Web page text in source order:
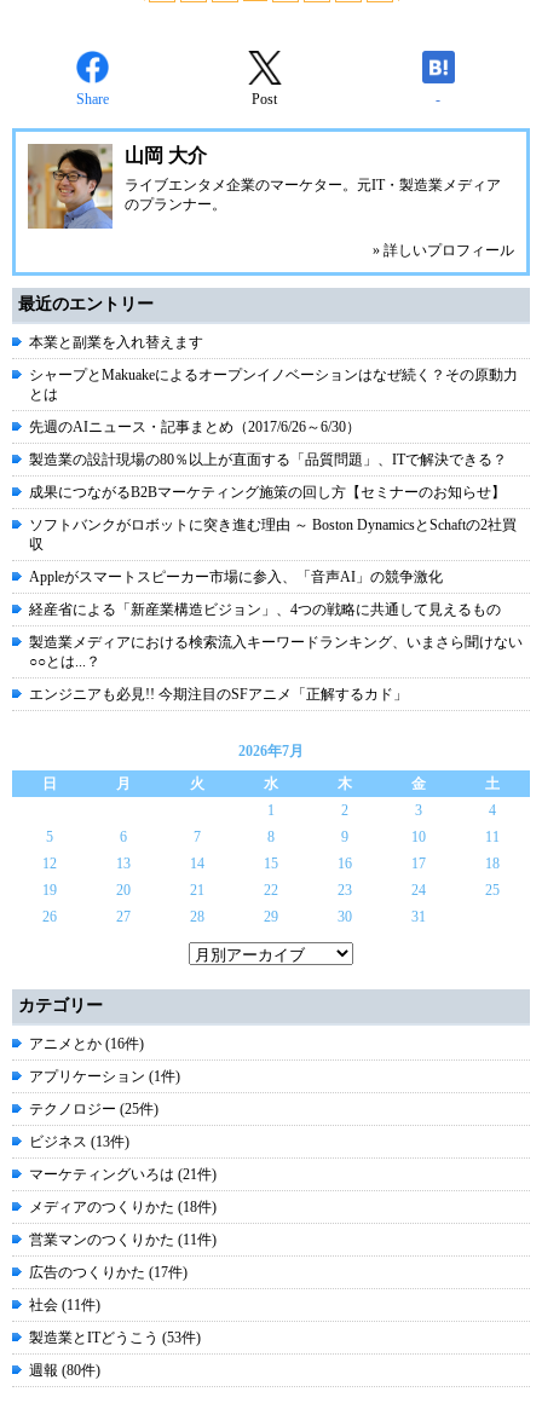
Share Post -
山岡 大介
ライブエンタメ企業のマーケター。元IT・製造業メディア
のプランナー。
» 詳しいプロフィール
最近のエントリー
本業と副業を入れ替えます
シャープとMakuakeによるオープンイノベーションはなぜ続く？その原動力
とは
先週のAIニュース・記事まとめ（2017/6/26～6/30）
製造業の設計現場の80％以上が直面する「品質問題」、ITで解決できる？
成果につながるB2Bマーケティング施策の回し方【セミナーのお知らせ】
ソフトバンクがロボットに突き進む理由 ～ Boston DynamicsとSchaftの2社買
収
Appleがスマートスピーカー市場に参入、「音声AI」の競争激化
経産省による「新産業構造ビジョン」、4つの戦略に共通して見えるもの
製造業メディアにおける検索流入キーワードランキング、いまさら聞けない
○○とは...？
エンジニアも必見!! 今期注目のSFアニメ「正解するカド」
2026年7月
日
月 火 水 木 金
土
1
2 3
4
5
6 7 8 9 10
11
12
13 14 15 16 17
18
19
20 21 22 23 24
25
26
27 28 29 30 31
カテゴリー
アニメとか (16件)
アプリケーション (1件)
テクノロジー (25件)
ビジネス (13件)
マーケティングいろは (21件)
メディアのつくりかた (18件)
営業マンのつくりかた (11件)
広告のつくりかた (17件)
社会 (11件)
製造業とITどうこう (53件)
週報 (80件)